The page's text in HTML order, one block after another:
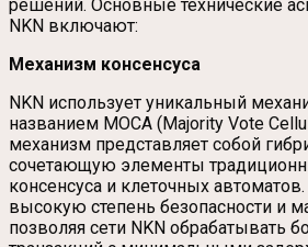
решений. Основные технические
NKN включают:
Механизм консенсуса
NKN использует уникальный
названием MOCA (Majority Vote
механизм представляет собой
сочетающую элементы
консенсуса и клеточных
высокую степень безопасности и
позволяя сети NKN обрабатывать